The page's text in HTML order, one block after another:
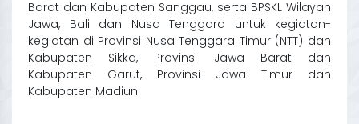
Barat dan Kabupaten Sanggau, serta BPSKL Wilayah
Jawa, Bali dan Nusa Tenggara untuk kegiatan-
kegiatan di Provinsi Nusa Tenggara Timur (NTT) dan
Kabupaten Sikka, Provinsi Jawa Barat dan
Kabupaten Garut, Provinsi Jawa Timur dan
Kabupaten Madiun.